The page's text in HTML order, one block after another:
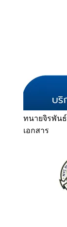
ทนายจิรพันธ์
เอกสาร